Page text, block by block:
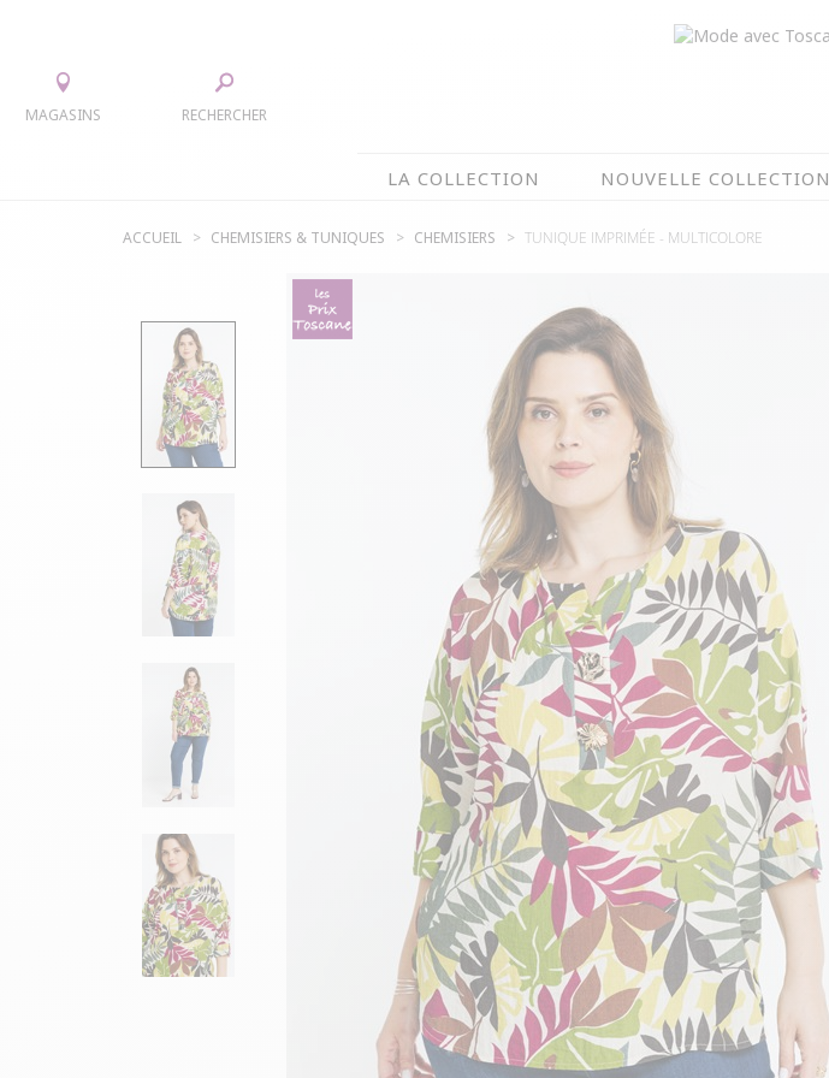
MAGASINS RECHERCHER
LA COLLECTION NOUVELLE COLLECTION
LA COLLECTION
CHEMISIERS & TUNIQUES
PULLS & CARDIGANS
VESTES
PANTALONS
ROBES
ACCESSOIRES
PARKAS & IMPERS
MANTEAUX
ACCUEIL CHEMISIERS & TUNIQUES CHEMISIERS TUNIQUE IMPRIMÉE - MULTICOLORE